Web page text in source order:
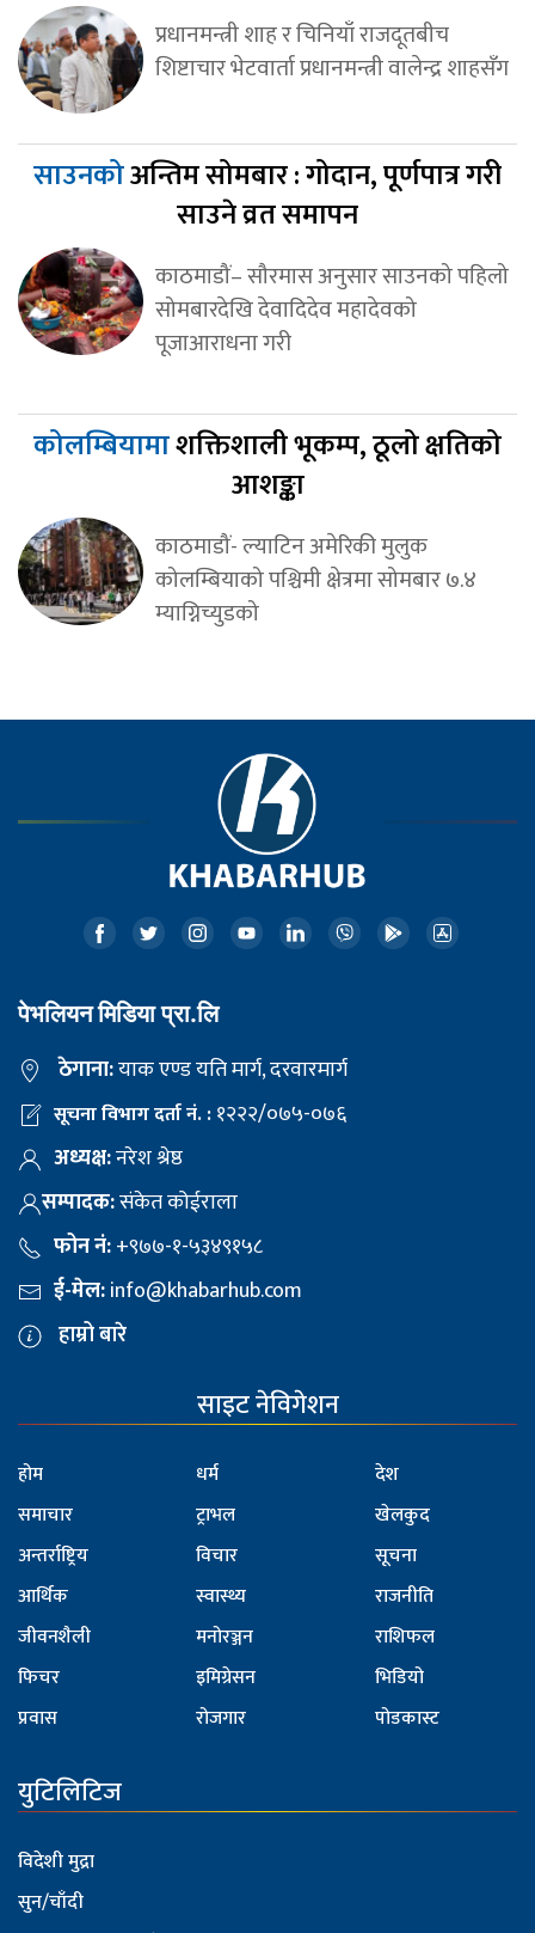
प्रधानमन्त्री शाह र चिनियाँ राजदूतबीच
शिष्टाचार भेटवार्ता प्रधानमन्त्री वालेन्द्र शाहसँग
साउनकोअन्तिम सोमबार : गोदान, पूर्णपात्र गरी
साउने व्रत समापन
काठमाडौं– सौरमास अनुसार साउनको पहिलो
सोमबारदेखि देवादिदेव महादेवको
पूजाआराधना गरी
कोलम्बियामाशक्तिशाली भूकम्प, ठूलो क्षतिको
आशङ्का
काठमाडौं- ल्याटिन अमेरिकी मुलुक
कोलम्बियाको पश्चिमी क्षेत्रमा सोमबार ७.४
म्याग्निच्युडको
पेभलियन मिडिया प्रा.लि
ठेगाना:याक एण्ड यति मार्ग, दरवारमार्ग
सूचना विभाग दर्ता नं. :१२२२/०७५-०७६
अध्यक्ष:नरेश श्रेष्ठ
सम्पादक:संकेत कोईराला
फोन नं:+९७७-१-५३४९१५८
ई-मेल:info@khabarhub.com
हाम्रो बारे
साइट नेविगेशन
होम
समाचार
अन्तर्राष्ट्रिय
आर्थिक
जीवनशैली
फिचर
प्रवास
धर्म
ट्राभल
विचार
स्वास्थ्य
मनोरञ्जन
इमिग्रेसन
रोजगार
देश
खेलकुद
सूचना
राजनीति
राशिफल
भिडियो
पोडकास्ट
युटिलिटिज
विदेशी मुद्रा
सुन/चाँदी